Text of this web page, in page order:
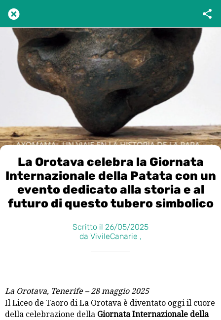
La Orotava celebra la Giornata
Internazionale della Patata con un
evento dedicato alla storia e al
futuro di questo tubero simbolico
Scritto il 26/05/2025
da VivileCanarie ,
La Orotava, Tenerife – 28 maggio 2025
Il Liceo de Taoro di La Orotava è diventato oggi il cuore
della celebrazione della Giornata Internazionale della